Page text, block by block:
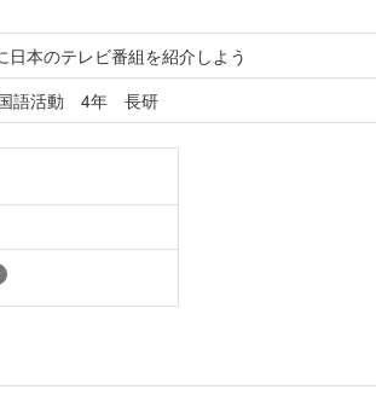
日本のテレビ番組を紹介しよう
語活動 4年 長研